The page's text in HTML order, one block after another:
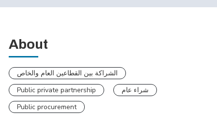
About
الشراكة بين القطاعين العام والخاص
Public private partnership
شراء عام
Public procurement